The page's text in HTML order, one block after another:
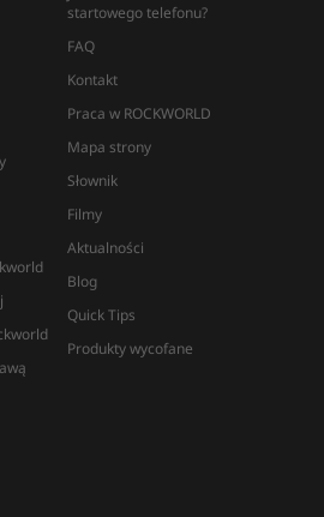
startowego telefonu?
FAQ
Kontakt
Praca w ROCKWORLD
Mapa strony
Słownik
Filmy
Aktualności
Blog
Quick Tips
Produkty wycofane